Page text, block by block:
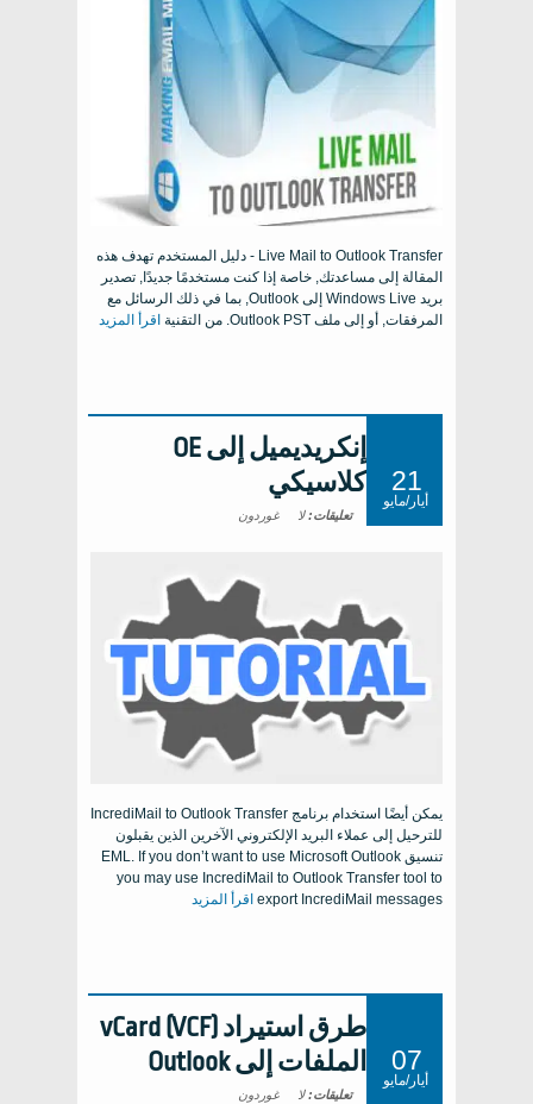
Live Mail to Outlook Transfer - دليل المستخدم تهدف هذه
المقالة إلى مساعدتك, خاصة إذا كنت مستخدمًا جديدًا, تصدير
بريد Windows Live إلى Outlook, بما في ذلك الرسائل مع
المرفقات, أو إلى ملف Outlook PST. من التقنية
اقرأ المزيد
21
أيار/مايو
إنكريديميل إلى OE
كلاسيكي
تعليقات:لا غوردون
يمكن أيضًا استخدام برنامج IncrediMail to Outlook Transfer
للترحيل إلى عملاء البريد الإلكتروني الآخرين الذين يقبلون
تنسيق EML. If you don’t want to use Microsoft Outlook
you may use IncrediMail to Outlook Transfer tool to
export IncrediMail messages اقرأ المزيد
07
أيار/مايو
طرق استيراد vCard (VCF)
الملفات إلى Outlook
تعليقات:لا غوردون